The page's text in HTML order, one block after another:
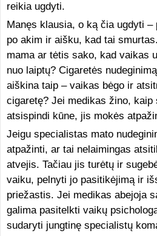
reikia ugdyti.
Manęs klausia, o ką čia ugdyti –
po akim ir aišku, kad tai
mama ar tėtis sako, kad vaikas
nuo laiptų? Cigaretės
aiškina taip – vaikas bėgo ir
cigaretę? Jei medikas žino, kaip
atsispindi kūne, jis mokės
Jeigu specialistas mato
atpažinti, ar tai nelaimingas
atvejis. Tačiau jis turėtų ir
vaiku, pelnyti jo pasitikėjimą ir
priežastis. Jei medikas abejoja
galima pasitelkti vaikų
sudaryti jungtinę specialistų